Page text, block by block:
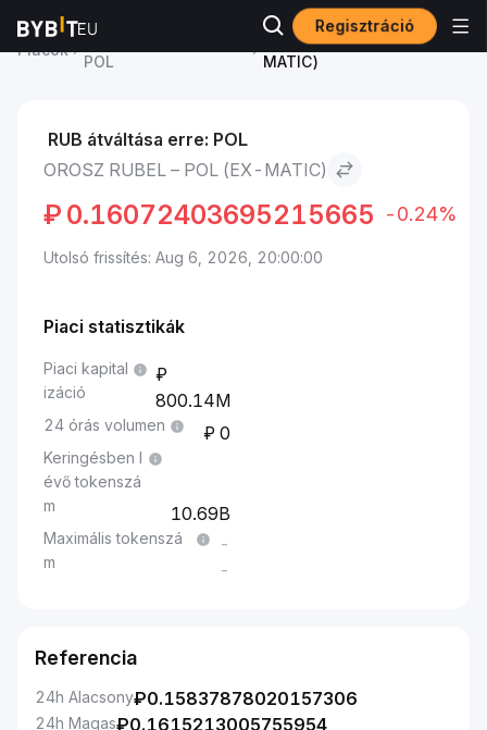
Regisztráció
Piacok
POL (ex-MATIC) ára
POL
Orosz rubel to POL (ex-
MATIC)
RUB átváltása erre: POL
OROSZ RUBEL – POL (EX-MATIC)
₽ 0.16072403695215665 -0.24%
Utolsó frissítés: Aug 6, 2026, 20:00:00
Piaci statisztikák
Piaci kapital
izáció
800.14M
24 órás volumen 0
Keringésben l
évő tokenszá
m
10.69B
Maximális tokenszá
m
-
-
Referencia
24h Alacsony₽0.15837878020157306
24h Magas₽0.1615213005755954